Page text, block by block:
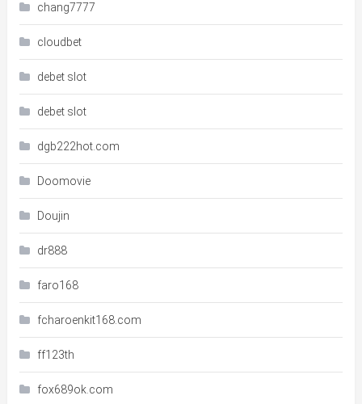
chang7777
cloudbet
debet slot
debet slot
dgb222hot.com
Doomovie
Doujin
dr888
faro168
fcharoenkit168.com
ff123th
fox689ok.com